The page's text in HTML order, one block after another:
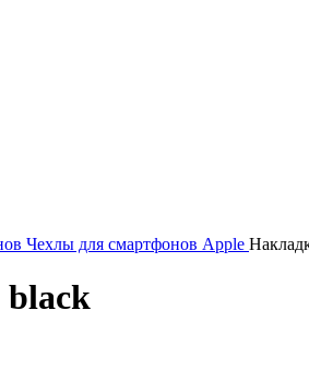
Чехлы для смартфонов Apple
black